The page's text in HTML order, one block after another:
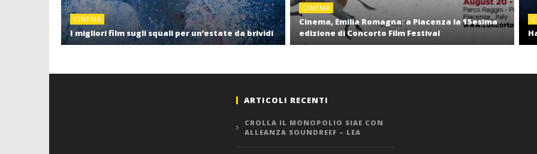
CINEMA
I migliori film sugli squali per un’estate da brividi
CINEMA
Cinema, Emilia Romagna: a Piacenza la 15esima
edizione di Concorto Film Festival
ARTICOLI RECENTI
CROLLA IL MONOPOLIO SIAE CON
ALLEANZA SOUNDREEF – LEA